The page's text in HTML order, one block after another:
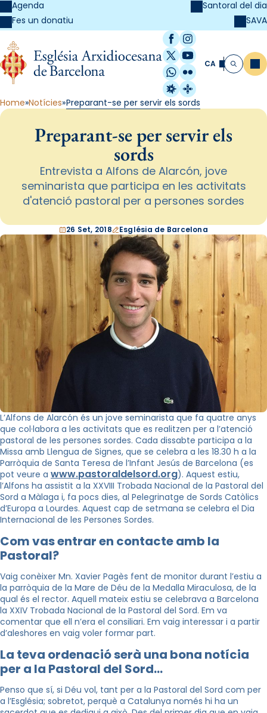
Agenda
Fes un donatiu
Santoral del dia
SAVA
Facebook
Instagram
X / Twitter
YouTube
WhatsApp
Flickr
Radio Estel
Catalunya
CA Cerca
Home Notícies Preparant-se per servir els sords
Preparant-se per servir els
sords
Entrevista a Alfons de Alarcón, jove
seminarista que participa en les activitats
d'atenció pastoral per a persones sordes
26 Set, 2018 Església de Barcelona
L’Alfons de Alarcón és un jove seminarista que fa quatre anys
que col·labora a les activitats que es realitzen per a l’atenció
pastoral de les persones sordes. Cada dissabte participa a la
Missa amb Llengua de Signes, que se celebra a les 18.30 h a la
Parròquia de Santa Teresa de l’Infant Jesús de Barcelona (es
pot veure a www.pastoraldelsord.org). Aquest estiu,
l’Alfons ha assistit a la XXVIII Trobada Nacional de la Pastoral del
Sord a Màlaga i, fa pocs dies, al Pelegrinatge de Sords Catòlics
d’Europa a Lourdes. Aquest cap de setmana se celebra el Dia
Internacional de les Persones Sordes.
Com vas entrar en contacte amb la
Pastoral?
Vaig conèixer Mn. Xavier Pagès fent de monitor durant l’estiu a
la parròquia de la Mare de Déu de la Medalla Miraculosa, de la
qual és el rector. Aquell mateix estiu se celebrava a Barcelona
la XXIV Trobada Nacional de la Pastoral del Sord. Em va
comentar que ell n’era el consiliari. Em vaig interessar i a partir
d’aleshores en vaig voler formar part.
La teva ordenació serà una bona notícia
per a la Pastoral del Sord…
Penso que sí, si Déu vol, tant per a la Pastoral del Sord com per
a l’Església; sobretot, perquè a Catalunya només hi ha un